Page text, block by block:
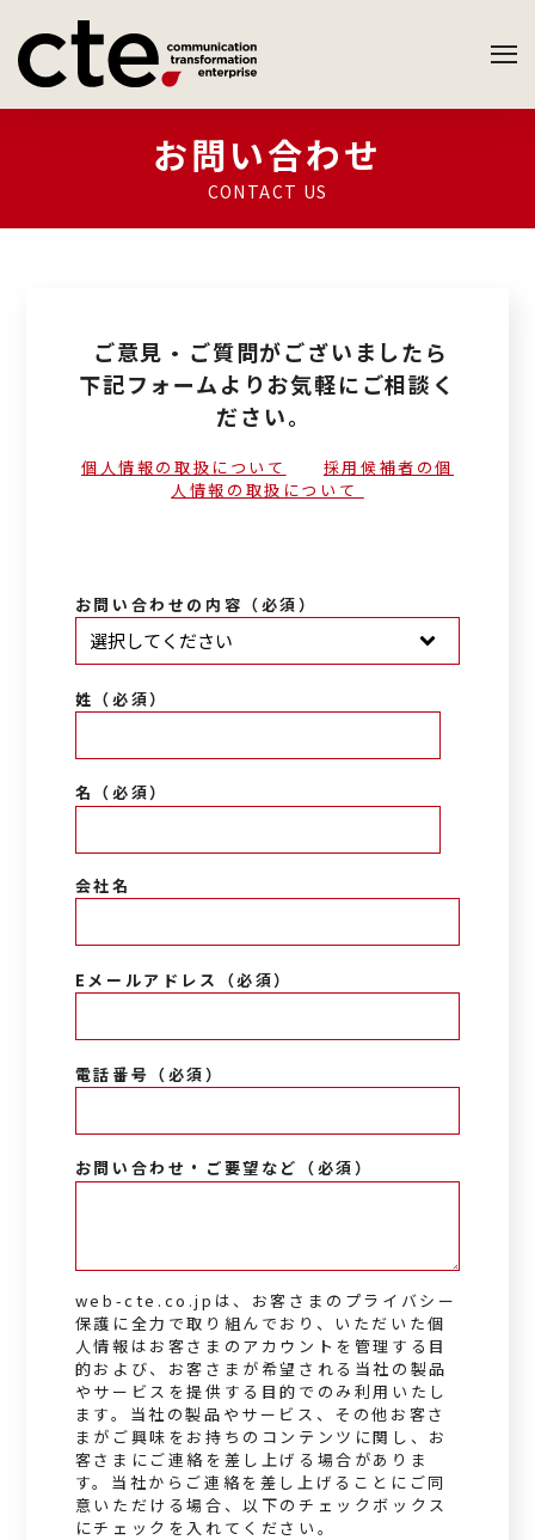
お問い合わせ
CONTACT US
ご意見・ご質問がございましたら
下記フォームよりお気軽にご相談く
ださい。
個人情報の取扱について
採用候補者の個
人情報の取扱について
お問い合わせの内容（必須）
姓（必須）
名（必須）
会社名
Eメールアドレス（必須）
電話番号（必須）
お問い合わせ・ご要望など（必須）
web-cte.co.jpは、お客さまのプライバシー
保護に全力で取り組んでおり、いただいた個
人情報はお客さまのアカウントを管理する目
的および、お客さまが希望される当社の製品
やサービスを提供する目的でのみ利用いたし
ます。当社の製品やサービス、その他お客さ
まがご興味をお持ちのコンテンツに関し、お
客さまにご連絡を差し上げる場合がありま
す。当社からご連絡を差し上げることにご同
意いただける場合、以下のチェックボックス
にチェックを入れてください。